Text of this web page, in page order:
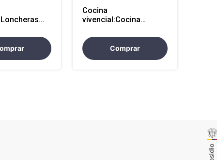
Cocina
vivencial:Cocina
Externa
Comprar